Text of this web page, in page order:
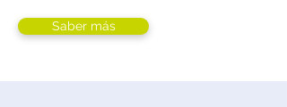
Saber más